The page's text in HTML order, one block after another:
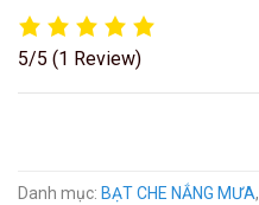
5/5 (1 Review)
Danh mục: BẠT CHE NẮNG MƯA,